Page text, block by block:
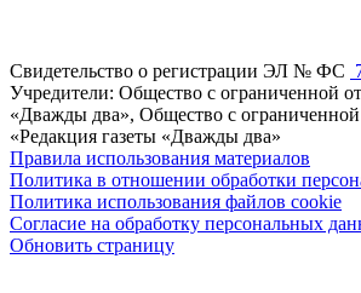
Свидетельство о регистрации ЭЛ № ФС
Учредители: Общество с ограниченной
«Дважды два», Общество с ограниченной
«Редакция газеты «Дважды два»
Правила использования материалов
Политика в отношении обработки
Политика использования файлов cookie
Согласие на обработку персональных
Обновить страницу